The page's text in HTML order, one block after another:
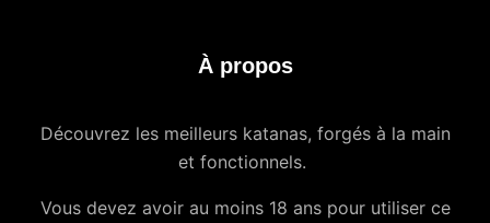
À propos
Découvrez les meilleurs katanas, forgés à la main
et fonctionnels.
Vous devez avoir au moins 18 ans pour utiliser ce